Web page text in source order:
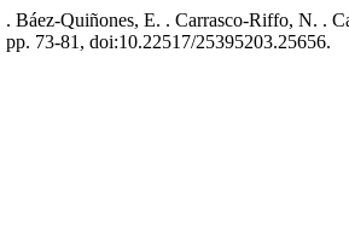
. Báez-Quiñones, E. . Carrasco-Riffo, N. .
pp. 73-81, doi:10.22517/25395203.25656.